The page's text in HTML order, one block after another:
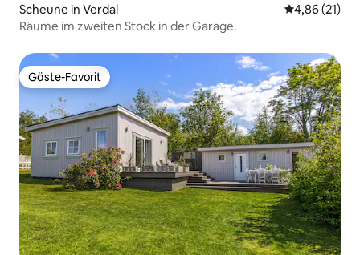
Scheune in Verdal
4,86 (21)
Räume im zweiten Stock in der Garage.
Gäste-Favorit
Gäste-Favorit